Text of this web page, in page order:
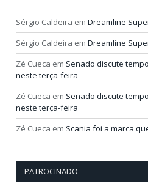
Sérgio Caldeira em Dreamline
Sérgio Caldeira em Dreamline
Zé Cueca em Senado discute
neste terça-feira
Zé Cueca em Senado discute
neste terça-feira
Zé Cueca em Scania foi a marca
PATROCINADO